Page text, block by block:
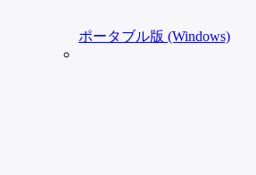
ポータブル版 (Windows)